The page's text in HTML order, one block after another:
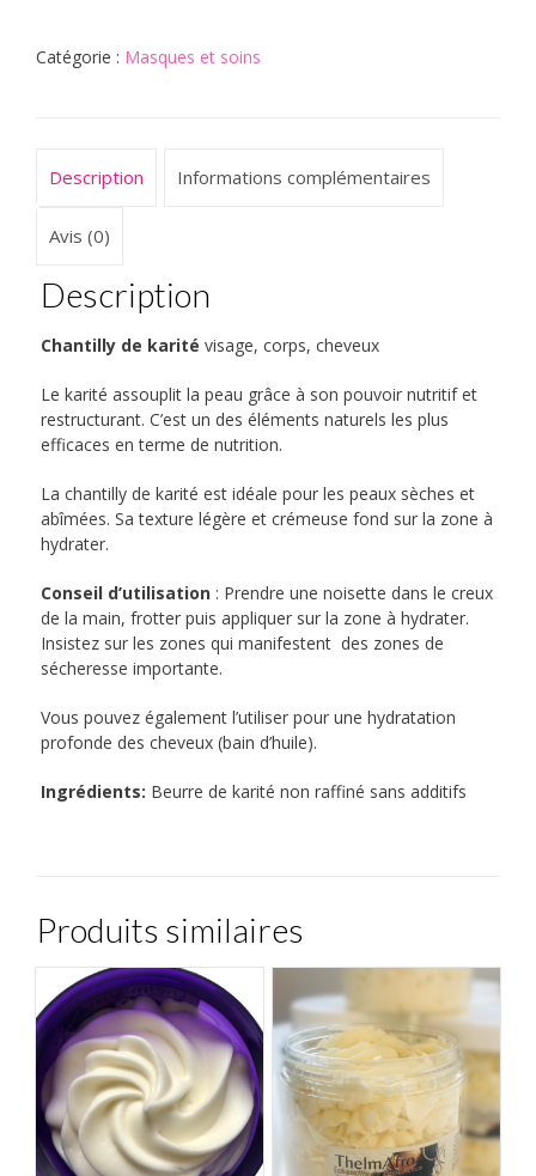
Catégorie : Masques et soins
Description Informations complémentaires
Avis (0)
Description
Chantilly de karité visage, corps, cheveux
Le karité assouplit la peau grâce à son pouvoir nutritif et
restructurant. C’est un des éléments naturels les plus
efficaces en terme de nutrition.
La chantilly de karité est idéale pour les peaux sèches et
abîmées. Sa texture légère et crémeuse fond sur la zone à
hydrater.
Conseil d’utilisation : Prendre une noisette dans le creux
de la main, frotter puis appliquer sur la zone à hydrater.
Insistez sur les zones qui manifestent des zones de
sécheresse importante.
Vous pouvez également l’utiliser pour une hydratation
profonde des cheveux (bain d’huile).
Ingrédients: Beurre de karité non raffiné sans additifs
Produits similaires